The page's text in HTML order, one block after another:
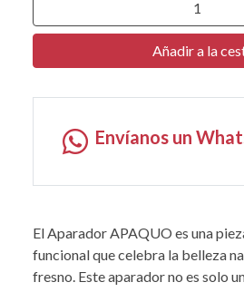
Añadir a la
Envíanos un
El Aparador APAQUO es una
funcional que celebra la belleza
fresno. Este aparador no es solo